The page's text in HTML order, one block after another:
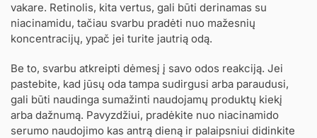
vakare. Retinolis, kita vertus, gali būti derinamas su
niacinamidu, tačiau svarbu pradėti nuo mažesnių
koncentracijų, ypač jei turite jautrią odą.
Be to, svarbu atkreipti dėmesį į savo odos reakciją. Jei
pastebite, kad jūsų oda tampa sudirgusi arba paraudusi,
gali būti naudinga sumažinti naudojamų produktų kiekį
arba dažnumą. Pavyzdžiui, pradėkite nuo niacinamido
serumo naudojimo kas antrą dieną ir palaipsniui didinkite